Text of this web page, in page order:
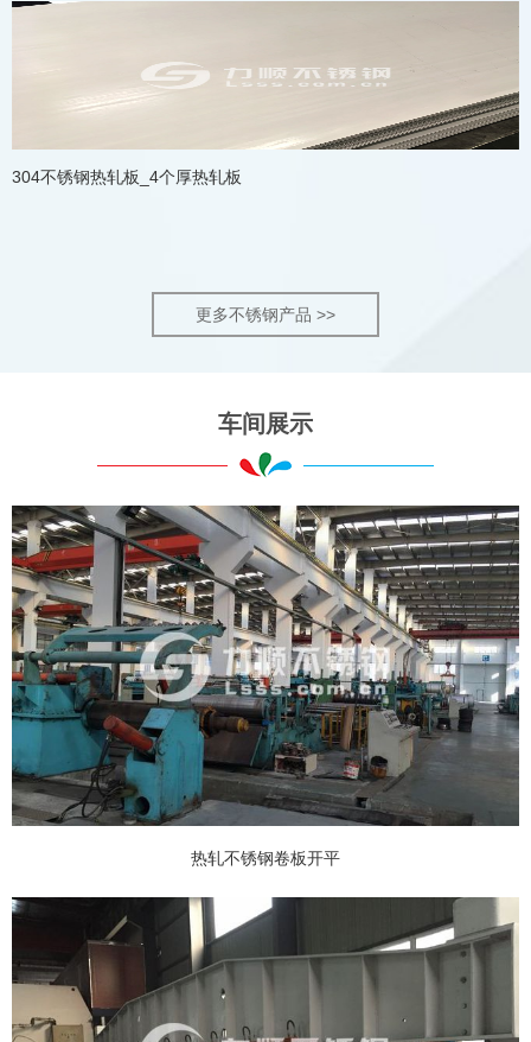
304不锈钢热轧板_4个厚热轧板
更多不锈钢产品 >>
车间展示
热轧不锈钢卷板开平